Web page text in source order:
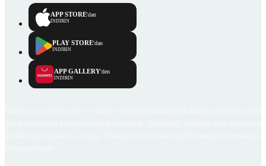
APP STORE'dan
İNDİRİN
PLAY STORE'dan
İNDİRİN
APP GALLERY'den
İNDİRİN